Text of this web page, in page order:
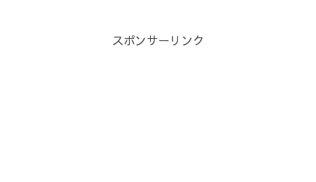
スポンサーリンク